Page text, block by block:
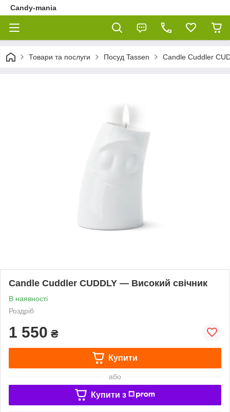
Candy-mania
Товари та послуги Посуд Tassen Candle Cuddler
Candle Cuddler CUDDLY — Високий свічник
В наявності
Роздріб
1 550 ₴
Купити
або
Купити з